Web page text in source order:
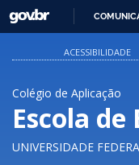
GOVBR
ACESSIBILIDADE
Colégio de Aplicação
Escola de
UNIVERSIDADE